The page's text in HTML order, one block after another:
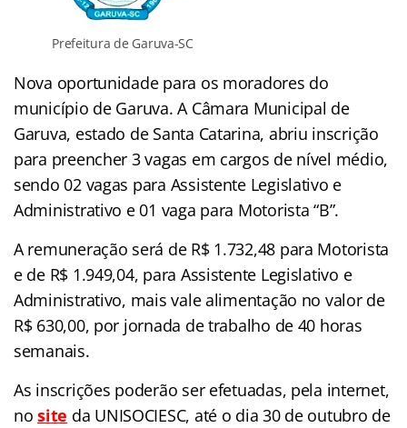
Prefeitura de Garuva-SC
Nova oportunidade para os moradores do
município de Garuva. A Câmara Municipal de
Garuva, estado de Santa Catarina, abriu inscrição
para preencher 3 vagas em cargos de nível médio,
sendo 02 vagas para Assistente Legislativo e
Administrativo e 01 vaga para Motorista “B”.
A remuneração será de R$ 1.732,48 para Motorista
e de R$ 1.949,04, para Assistente Legislativo e
Administrativo, mais vale alimentação no valor de
R$ 630,00, por jornada de trabalho de 40 horas
semanais.
As inscrições poderão ser efetuadas, pela internet,
nosite da UNISOCIESC, até o dia 30 de outubro de